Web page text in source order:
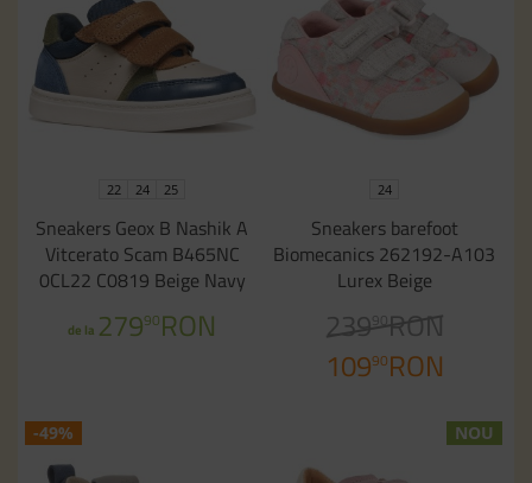
22 24 25
Sneakers Geox B Nashik A
Vitcerato Scam B465NC
0CL22 C0819 Beige Navy
de la 27990RON
24
Sneakers barefoot
Biomecanics 262192-A103
Lurex Beige
239 90RON
10990RON
-49% NOU